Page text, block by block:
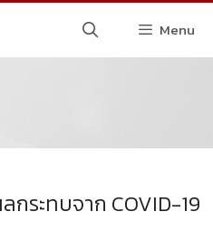
Menu
ระทบจาก COVID-19